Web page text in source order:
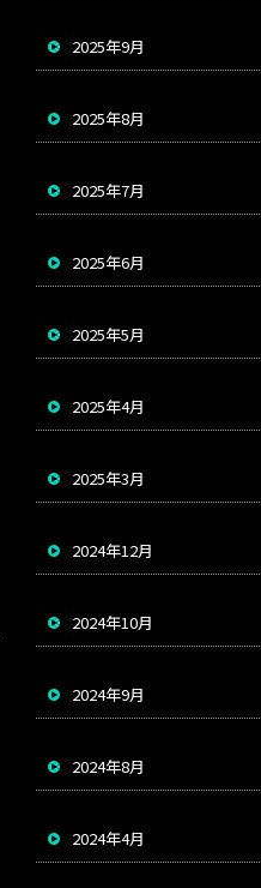
2025年9月
2025年8月
2025年7月
2025年6月
2025年5月
2025年4月
2025年3月
2024年12月
2024年10月
2024年9月
2024年8月
2024年4月